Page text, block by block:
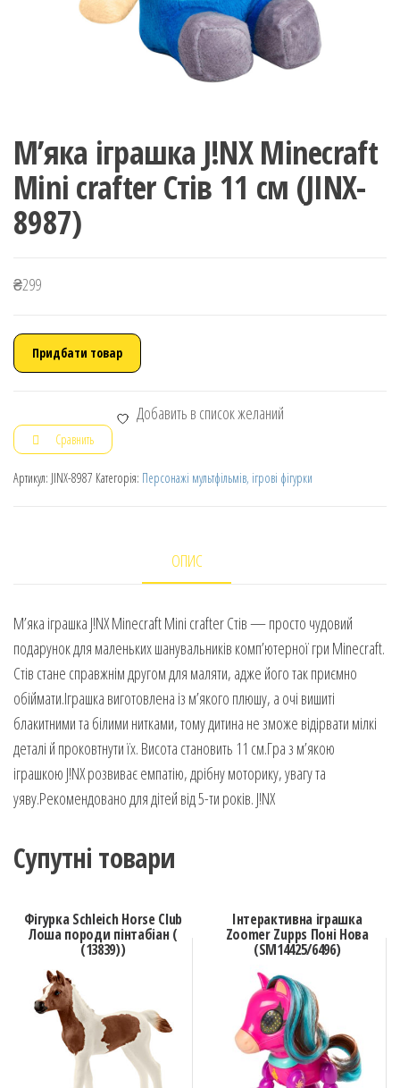
М’яка іграшка J!NX Minecraft
Mini crafter Стів 11 см (JINX-
8987)
₴299
Придбати товар
Добавить в список желаний
Сравнить
Артикул: JINX-8987 Категорія: Персонажі мультфільмів, ігрові фігурки
ОПИС
М’яка іграшка J!NX Minecraft Mini crafter Стів — просто чудовий
подарунок для маленьких шанувальників комп’ютерної гри Minecraft.
Стів стане справжнім другом для маляти, адже його так приємно
обіймати.Іграшка виготовлена із м’якого плюшу, а очі вишиті
блакитними та білими нитками, тому дитина не зможе відірвати мілкі
деталі й проковтнути їх. Висота становить 11 см.Гра з м’якою
іграшкою J!NX розвиває емпатію, дрібну моторику, увагу та
уяву.Рекомендовано для дітей від 5-ти років. J!NX
Супутні товари
Фігурка Schleich Horse Club
Лоша породи пінтабіан (
(13839))
Інтерактивна іграшка
Zoomer Zupps Поні Нова
(SM14425/6496)